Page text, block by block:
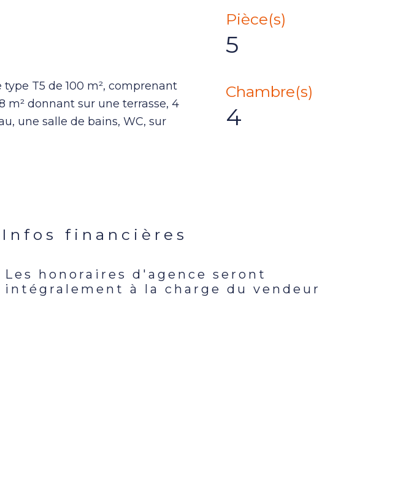
T5 de 100 m², comprenant
m² donnant sur une terrasse, 4
une salle de bains, WC, sur
Pièce(s)
5
Chambre(s)
4
Infos financières
Caractéristiques Valeurs
Les honoraires d'agence seront
intégralement à la charge du vendeur